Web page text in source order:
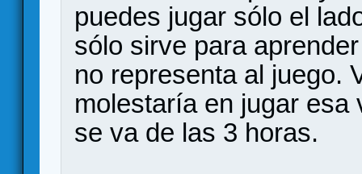
puedes jugar sólo el
sólo sirve para
no representa al juego.
molestaría en jugar esa
se va de las 3 horas.